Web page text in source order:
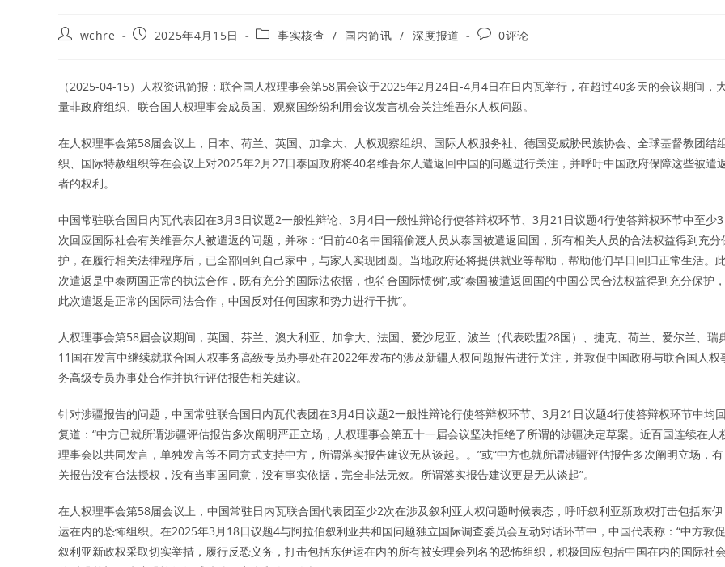
Postwchre
Post2025年4月15日
Post事实核查 / 国内简讯 / 深度报道
Post0评论
（2025-04-15）人权资讯简报：联合国人权理事会第58届会议于2025年2月24日-4月4日在日内瓦举行，在超过40多天的会议期间，
量非政府组织、联合国人权理事会成员国、观察国纷纷利用会议发言机会关注维吾尔人权问题。
在人权理事会第58届会议上，日本、荷兰、英国、加拿大、人权观察组织、国际人权服务社、德国受威胁民族协会、全球基督教团结
织、国际特赦组织等在会议上对2025年2月27日泰国政府将40名维吾尔人遣返回中国的问题进行关注，并呼吁中国政府保障这些被遣
者的权利。
中国常驻联合国日内瓦代表团在3月3日议题2一般性辩论、3月4日一般性辩论行使答辩权环节、3月21日议题4行使答辩权环节中至少3
次回应国际社会有关维吾尔人被遣返的问题，并称：“日前40名中国籍偷渡人员从泰国被遣返回国，所有相关人员的合法权益得到充分
护，在履行相关法律程序后，已全部回到自己家中，与家人实现团圆。当地政府还将提供就业等帮助，帮助他们早日回归正常生活。
次遣返是中泰两国正常的执法合作，既有充分的国际法依据，也符合国际惯例”,或“泰国被遣返回国的中国公民合法权益得到充分保护，
此次遣返是正常的国际司法合作，中国反对任何国家和势力进行干扰”。
人权理事会第58届会议期间，英国、芬兰、澳大利亚、加拿大、法国、爱沙尼亚、波兰（代表欧盟28国）、捷克、荷兰、爱尔兰、瑞
11国在发言中继续就联合国人权事务高级专员办事处在2022年发布的涉及新疆人权问题报告进行关注，并敦促中国政府与联合国人权
务高级专员办事处合作并执行评估报告相关建议。
针对涉疆报告的问题，中国常驻联合国日内瓦代表团在3月4日议题2一般性辩论行使答辩权环节、3月21日议题4行使答辩权环节中均回
复道：“中方已就所谓涉疆评估报告多次阐明严正立场，人权理事会第五十一届会议坚决拒绝了所谓的涉疆决定草案。近百国连续在人
理事会以共同发言，单独发言等不同方式支持中方，所谓落实报告建议无从谈起。。”或“中方也就所谓涉疆评估报告多次阐明立场，有
关报告没有合法授权，没有当事国同意，没有事实依据，完全非法无效。所谓落实报告建议更是无从谈起”。
在人权理事会第58届会议上，中国常驻日内瓦联合国代表团至少2次在涉及叙利亚人权问题时候表态，呼吁叙利亚新政权打击包括东伊
运在内的恐怖组织。在2025年3月18日议题4与阿拉伯叙利亚共和国问题独立国际调查委员会互动对话环节中，中国代表称：“中方敦促
叙利亚新政权采取切实举措，履行反恐义务，打击包括东伊运在内的所有被安理会列名的恐怖组织，积极回应包括中国在内的国际社会